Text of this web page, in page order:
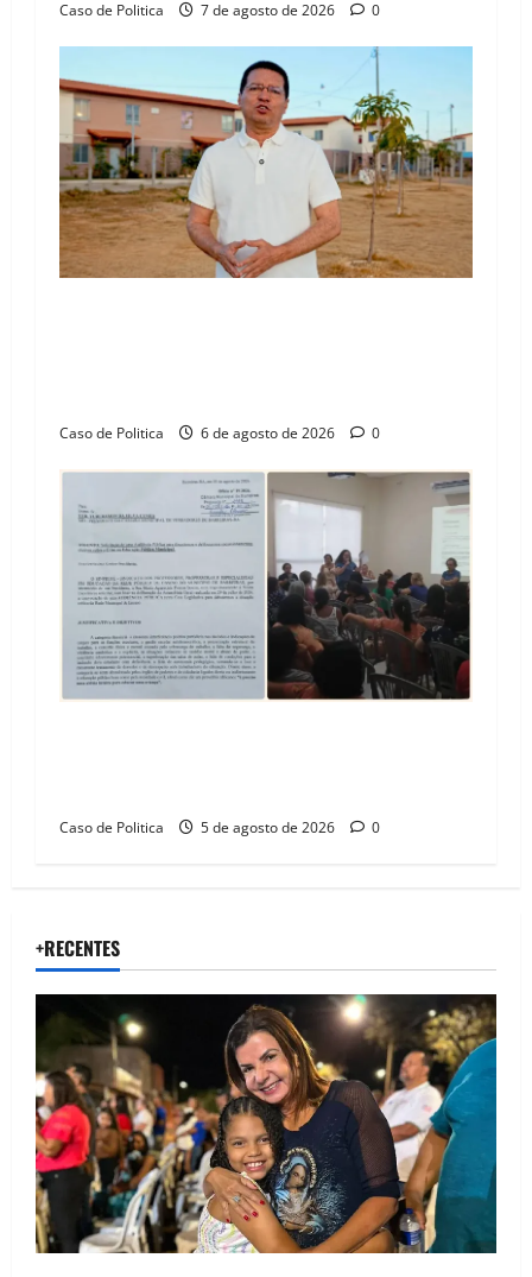
Caso de Politica 7 de agosto de 2026 0
Caso de Politica 6 de agosto de 2026 0
Caso de Politica 5 de agosto de 2026 0
+RECENTES